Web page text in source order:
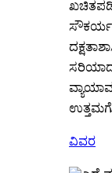
ಸರಿಯಾದ
ವಿವರ